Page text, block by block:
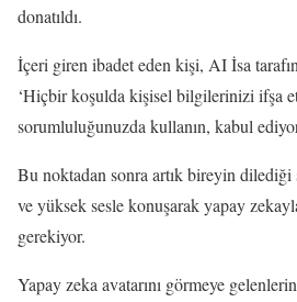
donatıldı.
İçeri giren ibadet eden kişi, AI İsa
‘Hiçbir koşulda kişisel bilgilerinizi ifşa
sorumluluğunuzda kullanın, kabul
Bu noktadan sonra artık bireyin dilediği
ve yüksek sesle konuşarak yapay
gerekiyor.
Yapay zeka avatarını görmeye